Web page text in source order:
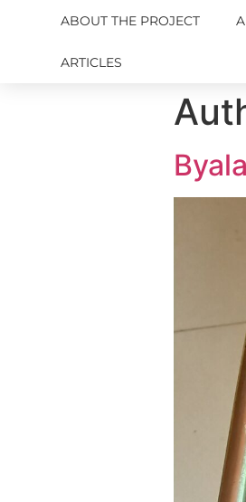
ABOUT THE PROJECT
ARTICLES